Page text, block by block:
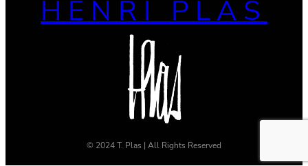
HENRI PLAS
© 2024 T. Plas | All Rights Reserved